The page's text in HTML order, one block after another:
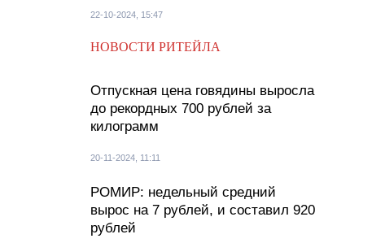
22-10-2024, 15:47
НОВОСТИ РИТЕЙЛА
Отпускная цена говядины выросла
до рекордных 700 рублей за
килограмм
20-11-2024, 11:11
РОМИР: недельный средний
вырос на 7 рублей, и составил 920
рублей